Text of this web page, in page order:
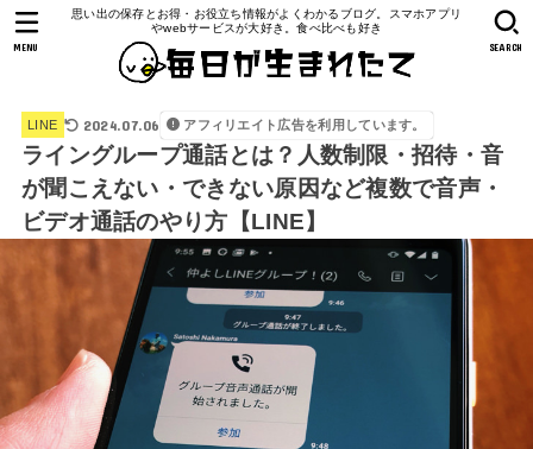
思い出の保存とお得・お役立ち情報がよくわかるブログ。スマホアプリ
やwebサービスが大好き。食べ比べも好き
SEARCH
MENU
LINE 2024.07.06 アフィリエイト広告を利用しています。
ライングループ通話とは？人数制限・招待・音
が聞こえない・できない原因など複数で音声・
ビデオ通話のやり方【LINE】